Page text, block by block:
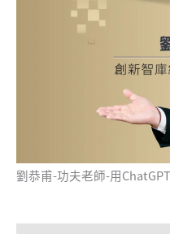
劉恭甫-功夫老師-用